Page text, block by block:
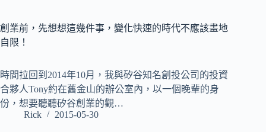
創業前，先想想這幾件事，變化快速的時代不應該畫地
自限！
時間拉回到2014年10月，我與矽谷知名創投公司的投資
合夥人Tony約在舊金山的辦公室內，以一個晚輩的身
份，想要聽聽矽谷創業的觀…
Rick
2015-05-30